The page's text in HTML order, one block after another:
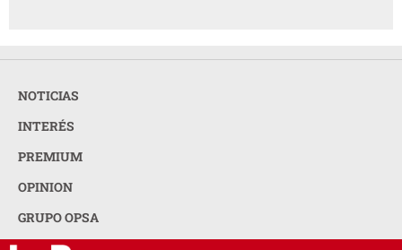
NOTICIAS
INTERÉS
PREMIUM
OPINION
GRUPO OPSA